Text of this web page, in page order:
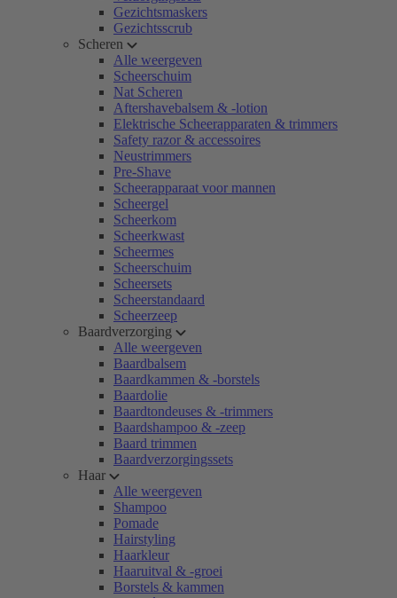
Gezichtsmaskers
Gezichtsscrub
Scheren
Alle weergeven
Scheerschuim
Nat Scheren
Aftershavebalsem & -lotion
Elektrische Scheerapparaten & trimmers
Safety razor & accessoires
Neustrimmers
Pre-Shave
Scheerapparaat voor mannen
Scheergel
Scheerkom
Scheerkwast
Scheermes
Scheerschuim
Scheersets
Scheerstandaard
Scheerzeep
Baardverzorging
Alle weergeven
Baardbalsem
Baardkammen & -borstels
Baardolie
Baardtondeuses & -trimmers
Baardshampoo & -zeep
Baard trimmen
Baardverzorgingssets
Haar
Alle weergeven
Shampoo
Pomade
Hairstyling
Haarkleur
Haaruitval & -groei
Borstels & kammen